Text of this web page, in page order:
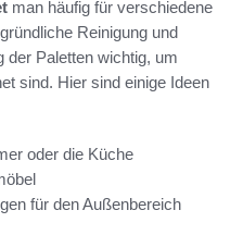
man häufig für verschiedene
Reinigung und
der Paletten wichtig, um
sind. Hier sind einige Ideen
oder die Küche
für den Außenbereich